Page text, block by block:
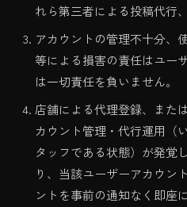
れら第三者による投稿代行
アカウントの管理不十分、
等による損害の責任はユー
は一切責任を負いません。
店舗による代理登録、また
カウント管理・代行運用（
タッフである状態）が発覚
り、当該ユーザーアカウン
ントを事前の通知なく即座